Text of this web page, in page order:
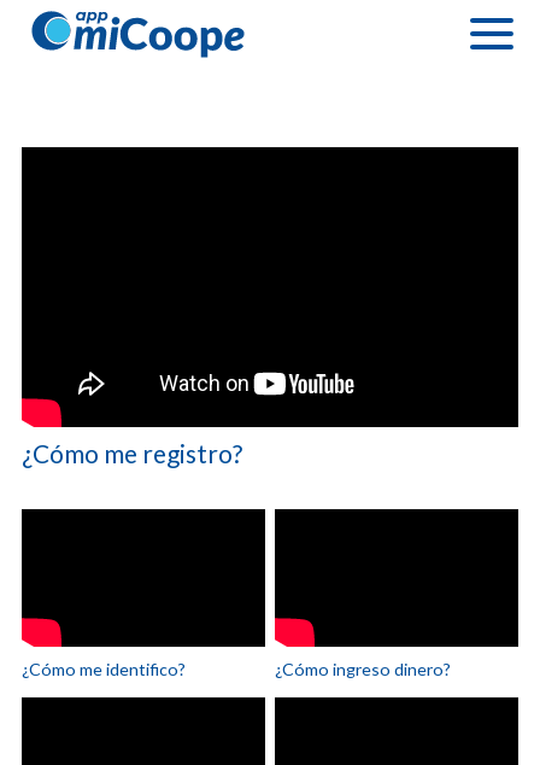
¿Cómo me registro?
¿Cómo me identifico? ¿Cómo ingreso dinero?